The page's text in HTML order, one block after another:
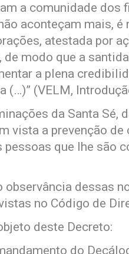
a comunidade dos
aconteçam mais, é
atestada por
modo que a
a plena
(…)” (VELM,
da Santa Sé,
vista a prevenção
que lhe são
observância dessas
no Código de
deste Decreto:
do